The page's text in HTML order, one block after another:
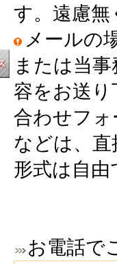
す。遠慮無
メールの
または当
容をお送
合わせフ
などは、
形式は自
お電話で